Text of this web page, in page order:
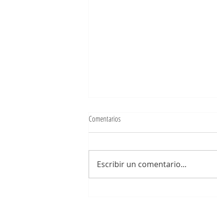
Bajo mis pies
Comentarios
Escribir un comentario...